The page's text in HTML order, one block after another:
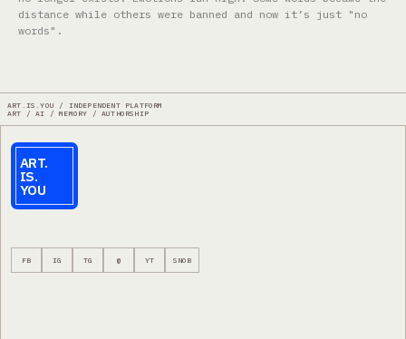
distance while others were banned and now it’s just "no
words".
ART.IS.YOU / INDEPENDENT PLATFORM
ART / AI / MEMORY / AUTHORSHIP
ART.
IS.
YOU
FB IG TG @ YT SNOB